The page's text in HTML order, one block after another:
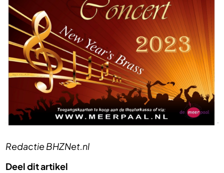
Redactie BHZNet.nl
Deel dit artikel